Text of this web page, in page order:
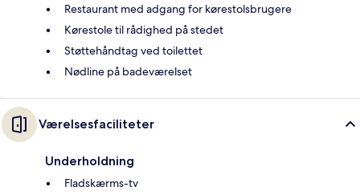
Restaurant med adgang for kørestolsbrugere
Kørestole til rådighed på stedet
Støttehåndtag ved toilettet
Nødline på badeværelset
Værelsesfaciliteter
Underholdning
Fladskærms-tv